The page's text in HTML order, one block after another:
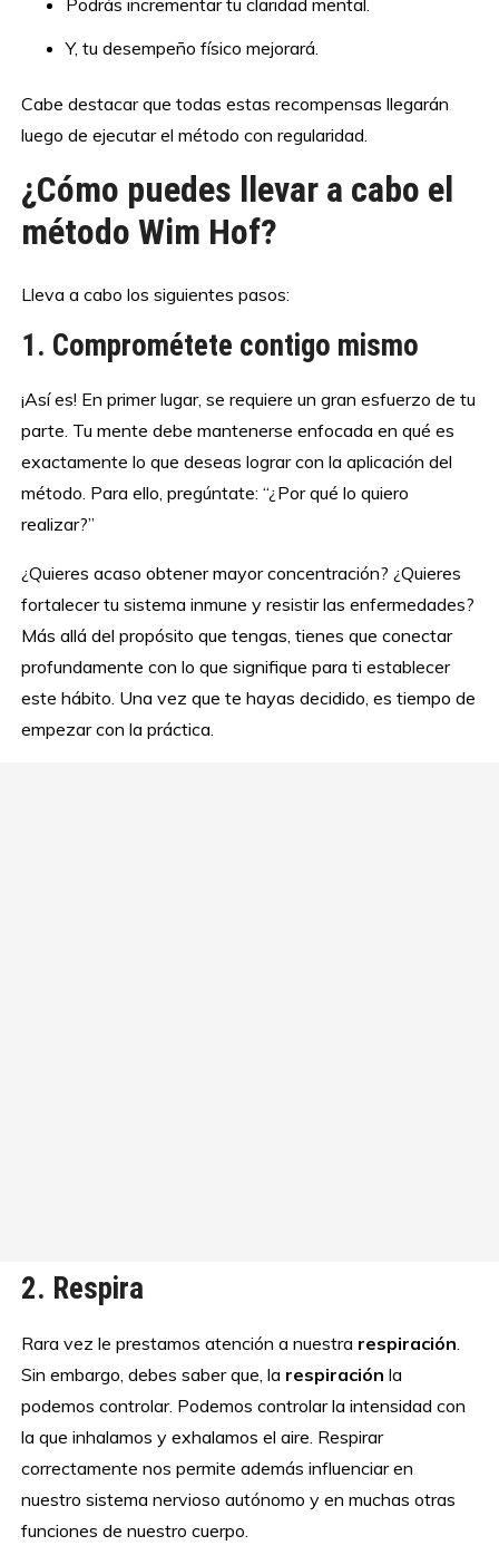
Podrás incrementar tu claridad mental.
Y, tu desempeño físico mejorará.
Cabe destacar que todas estas recompensas llegarán
luego de ejecutar el método con regularidad.
¿Cómo puedes llevar a cabo el
método Wim Hof?
Lleva a cabo los siguientes pasos:
1. Comprométete contigo mismo
¡Así es! En primer lugar, se requiere un gran esfuerzo de tu
parte. Tu mente debe mantenerse enfocada en qué es
exactamente lo que deseas lograr con la aplicación del
método. Para ello, pregúntate: “¿Por qué lo quiero
realizar?”
¿Quieres acaso obtener mayor concentración? ¿Quieres
fortalecer tu sistema inmune y resistir las enfermedades?
Más allá del propósito que tengas, tienes que conectar
profundamente con lo que signifique para ti establecer
este hábito. Una vez que te hayas decidido, es tiempo de
empezar con la práctica.
2. Respira
Rara vez le prestamos atención a nuestra respiración.
Sin embargo, debes saber que, la respiración la
podemos controlar. Podemos controlar la intensidad con
la que inhalamos y exhalamos el aire. Respirar
correctamente nos permite además influenciar en
nuestro sistema nervioso autónomo y en muchas otras
funciones de nuestro cuerpo.